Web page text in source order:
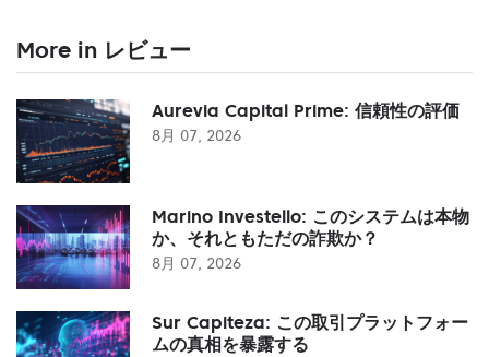
More in レビュー
Aurevia Capital Prime: 信頼性の評価
8月 07, 2026
Marino Investello: このシステムは本物
か、それともただの詐欺か？
8月 07, 2026
Sur Capiteza: この取引プラットフォー
ムの真相を暴露する